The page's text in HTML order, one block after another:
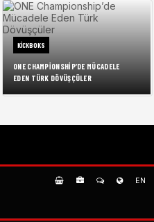
KICKBOKS
ONE CHAMPIONSHIP’DE MÜCADELE
EDEN TÜRK DÖVÜŞÇÜLER
EN